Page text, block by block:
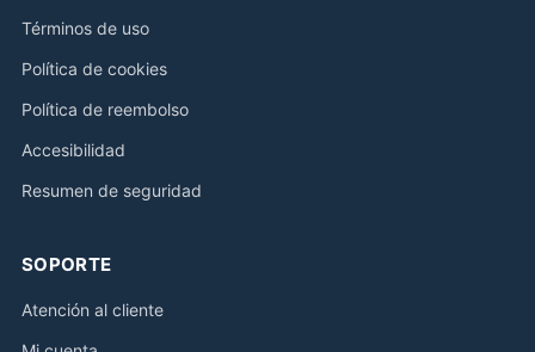
Términos de uso
Política de cookies
Política de reembolso
Accesibilidad
Resumen de seguridad
SOPORTE
Atención al cliente